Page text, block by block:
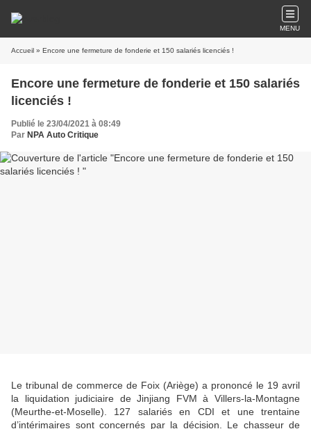
MENU
Accueil » Encore une fermeture de fonderie et 150 salariés licenciés !
Encore une fermeture de fonderie et 150 salariés
licenciés !
Publié le 23/04/2021 à 08:49
Par NPA Auto Critique
Le tribunal de commerce de Foix (Ariège) a prononcé le 19 avril
la liquidation judiciaire de Jinjiang FVM à Villers-la-Montagne
(Meurthe-et-Moselle). 127 salariés en CDI et une trentaine
d’intérimaires sont concernés par la décision. Le chasseur de